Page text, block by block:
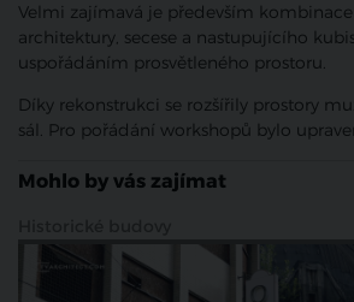
Velmi zajímavá je především
architektury, secese a nastupujícího
uspořádáním prosvětleného prostoru.
Díky rekonstrukci se rozšířily prostory
sál. Pro pořádání workshopů bylo
Mohlo by vás zajímat